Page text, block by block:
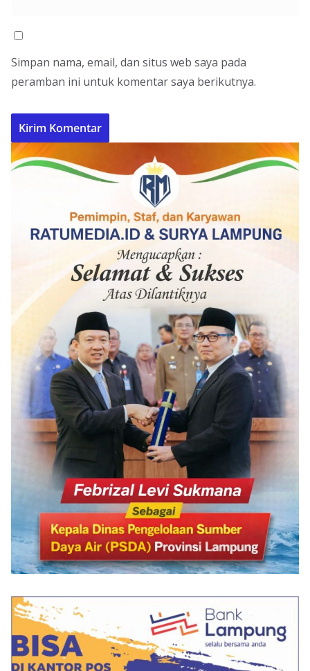
Simpan nama, email, dan situs web saya pada
peramban ini untuk komentar saya berikutnya.